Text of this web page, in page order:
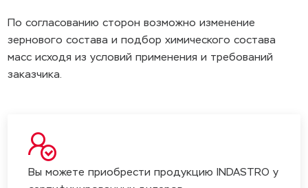
индуктора
Рекомендуемая
Способ нанесения
По согласованию сторон возможно изменение
зернового состава и подбор химического состава
масс исходя из условий применения и требований
заказчика.
Вы можете приобрести продукцию INDASTRO у